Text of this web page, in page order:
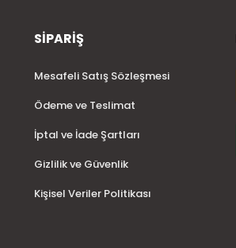
SİPARİŞ
Mesafeli Satış Sözleşmesi
Ödeme ve Teslimat
İptal ve İade Şartları
Gizlilik ve Güvenlik
Kişisel Veriler Politikası